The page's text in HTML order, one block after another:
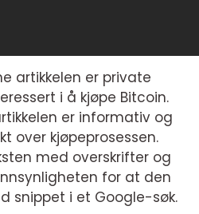
artikkelen er private
i å kjøpe Bitcoin.
er informativ og
over kjøpeprosessen.
med overskrifter og
for at den
snippet i et Google-søk.